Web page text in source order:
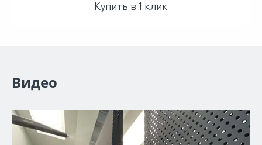
Купить в 1 клик
Видео